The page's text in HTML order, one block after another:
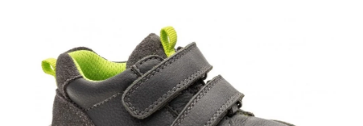
hviezdičiek.